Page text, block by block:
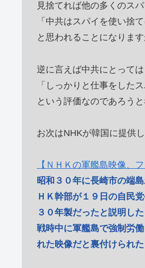
見捨てれば他の多くのス
「中共はスパイを使い捨て
と思われることになります
逆に言えば中共にとって
「しっかりと仕事をしたス
という評価なのであろう
お次はNHKが韓国に提供
【ＮＨＫの軍艦島映像、
昭和３０年に長崎市の端
ＨＫ幹部が１９日の自民
３０年製だったと説明し
戦時中に軍艦島で強制労
れた映像だと裏付けられ